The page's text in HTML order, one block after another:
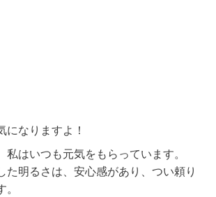
になりますよ！
私はいつも元気をもらっています。
た明るさは、安心感があり、つい頼り
。